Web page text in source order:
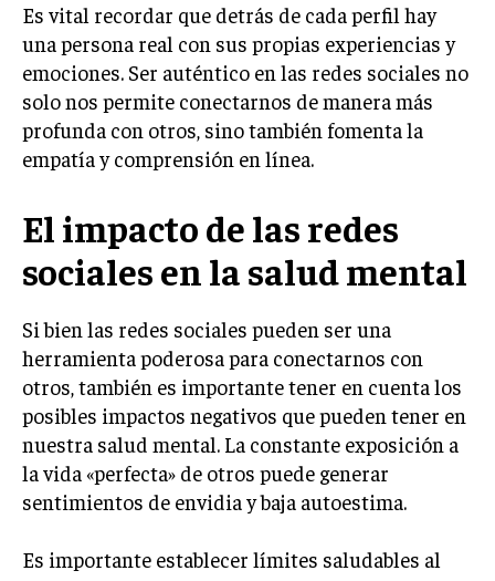
Es vital recordar que detrás de cada perfil hay
una persona real con sus propias experiencias y
emociones. Ser auténtico en las redes sociales no
solo nos permite conectarnos de manera más
profunda con otros, sino también fomenta la
empatía y comprensión en línea.
El impacto de las redes
sociales en la salud mental
Si bien las redes sociales pueden ser una
herramienta poderosa para conectarnos con
otros, también es importante tener en cuenta los
posibles impactos negativos que pueden tener en
nuestra salud mental. La constante exposición a
la vida «perfecta» de otros puede generar
sentimientos de envidia y baja autoestima.
Es importante establecer límites saludables al